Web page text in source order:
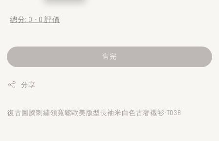
總分: 0 - 0 評價
售完
分享
復古圖騰刺繡領寬鬆歐美版型長袖米白色古著襯衫-T038